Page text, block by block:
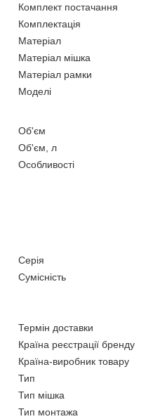
Комплект постачання
Комплектація
Матеріал
Матеріал мішка
Матеріал рамки
Моделі
Об'єм
Об'єм, л
Особливості
Серія
Сумісність
Термін доставки
Країна реєстрації бренду
Країна-виробник товару
Тип
Тип мішка
Тип монтажа